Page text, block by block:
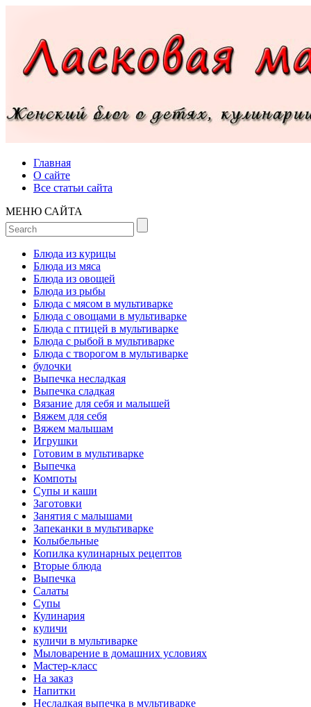
Главная
О сайте
Все статьи сайта
МЕНЮ САЙТА
Блюда из курицы
Блюда из мяса
Блюда из овощей
Блюда из рыбы
Блюда с мясом в мультиварке
Блюда с овощами в мультиварке
Блюда с птицей в мультиварке
Блюда с рыбой в мультиварке
Блюда с творогом в мультиварке
булочки
Выпечка несладкая
Выпечка сладкая
Вязание для себя и малышей
Вяжем для себя
Вяжем малышам
Игрушки
Готовим в мультиварке
Выпечка
Компоты
Супы и каши
Заготовки
Занятия с малышами
Запеканки в мультиварке
Колыбельные
Копилка кулинарных рецептов
Вторые блюда
Выпечка
Салаты
Супы
Кулинария
куличи
куличи в мультиварке
Мыловарение в домашних условиях
Мастер-класс
На заказ
Напитки
Несладкая выпечка в мультиварке